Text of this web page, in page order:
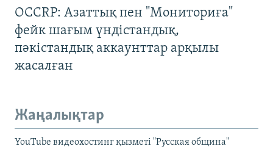
OCCRP: Азаттық пен "Мониториға"
фейк шағым үндістандық,
пәкістандық аккаунттар арқылы
жасалған
Жаңалықтар
YouTube видеохостинг қызметі "Русская община"